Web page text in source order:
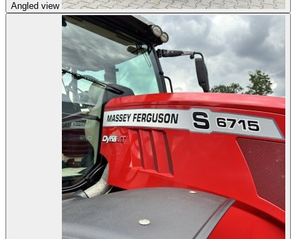
Angled view